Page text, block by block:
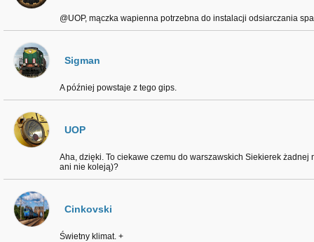
@UOP, mączka wapienna potrzebna do instalacji odsiarczania
Sigman
A później powstaje z tego gips.
UOP
Aha, dzięki. To ciekawe czemu do warszawskich Siekierek
ani nie koleją)?
Cinkovski
Świetny klimat. +